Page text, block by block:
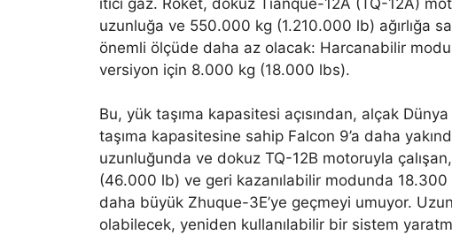
uzunluğa ve 550.000 kg (1.210.000 lb) ağırlığa
önemli ölçüde daha az olacak: Harcanabilir
versiyon için 8.000 kg (18.000 lbs).
Bu, yük taşıma kapasitesi açısından, alçak
taşıma kapasitesine sahip Falcon 9’a daha
uzunluğunda ve dokuz TQ-12B motoruyla
(46.000 lb) ve geri kazanılabilir modunda
daha büyük Zhuque-3E’ye geçmeyi umuyor.
olabilecek, yeniden kullanılabilir bir sistem